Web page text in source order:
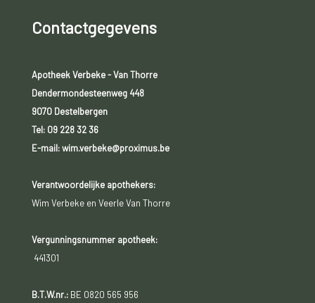
Contactgegevens
Apotheek Verbeke - Van Thorre
Dendermondesteenweg 448
9070 Destelbergen
Tel: 09 228 32 36
E-mail: wim.verbeke@proximus.be
Verantwoordelijke apothekers:
Wim Verbeke en Veerle Van Thorre
Vergunningsnummer apotheek:
441301
B.T.W.nr.:BE 0820 565 956